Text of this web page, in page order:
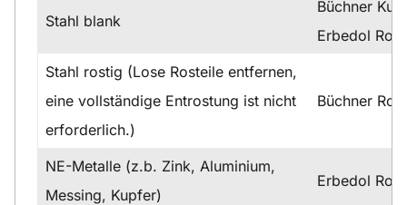
Stahl blank
Büchner
Erbedol
Stahl rostig (Lose Rosteile entfernen,
eine vollständige Entrostung ist nicht
erforderlich.)
Büchner
NE-Metalle (z.b. Zink, Aluminium,
Messing, Kupfer)
Erbedol